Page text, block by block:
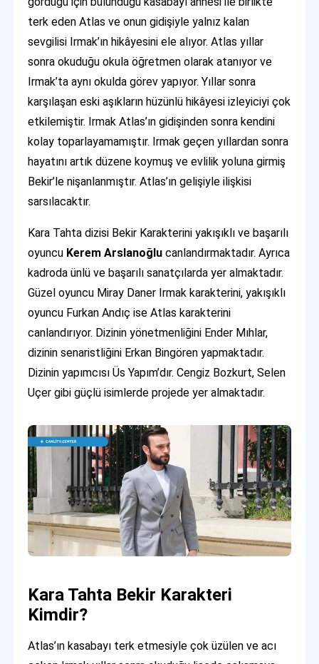
terk eden Atlas ve onun gidişiyle yalnız kalan
sevgilisi Irmak’ın hikâyesini ele alıyor. Atlas yıllar
sonra okuduğu okula öğretmen olarak atanıyor ve
Irmak’ta aynı okulda görev yapıyor. Yıllar sonra
karşılaşan eski aşıkların hüzünlü hikâyesi izleyiciyi çok
etkilemiştir. Irmak Atlas’ın gidişinden sonra kendini
kolay toparlayamamıştır. Irmak geçen yıllardan sonra
hayatını artık düzene koymuş ve evlilik yoluna girmiş
Bekir’le nişanlanmıştır. Atlas’ın gelişiyle ilişkisi
sarsılacaktır.
Kara Tahta dizisi Bekir Karakterini yakışıklı ve başarılı
oyuncu Kerem Arslanoğlu canlandırmaktadır. Ayrıca
kadroda ünlü ve başarılı sanatçılarda yer almaktadır.
Güzel oyuncu Miray Daner Irmak karakterini, yakışıklı
oyuncu Furkan Andıç ise Atlas karakterini
canlandırıyor. Dizinin yönetmenliğini Ender Mıhlar,
dizinin senaristliğini Erkan Bingören yapmaktadır.
Dizinin yapımcısı Üs Yapım’dır. Cengiz Bozkurt, Selen
Uçer gibi güçlü isimlerde projede yer almaktadır.
Kara Tahta Bekir Karakteri
Kimdir?
Atlas’ın kasabayı terk etmesiyle çok üzülen ve acı